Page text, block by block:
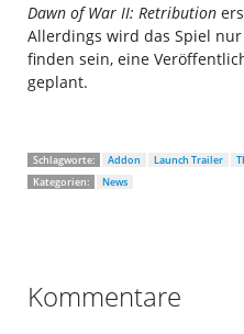
Dawn of War II: Retribution
Allerdings wird das Spiel
finden sein, eine
geplant.
Schlagworte: Addon Launch Trailer
Kategorien:
News
Kommentare